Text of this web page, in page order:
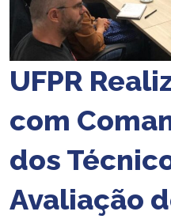
UFPR
com
dos
Avaliação